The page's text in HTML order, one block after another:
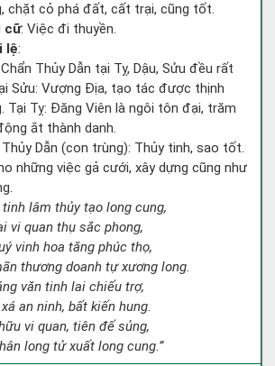
chặt cỏ phá đất, cất trại, cũng tốt.
cữ: Việc đi thuyền.
lệ:
Thủy Dẫn tại Tỵ, Dậu, Sửu đều rất
Sửu: Vượng Địa, tạo tác được thịnh
Tại Tỵ: Đăng Viên là ngôi tôn đại, trăm
ắt thành danh.
Thủy Dẫn (con trùng): Thủy tinh, sao tốt.
những việc gả cưới, xây dựng cũng như
tinh lâm thủy tạo long cung,
vi quan thụ sắc phong,
vinh hoa tăng phúc thọ,
thương doanh tự xương long.
văn tinh lai chiếu trợ,
an ninh, bất kiến hung.
vi quan, tiên đế sủng,
long tử xuất long cung.”